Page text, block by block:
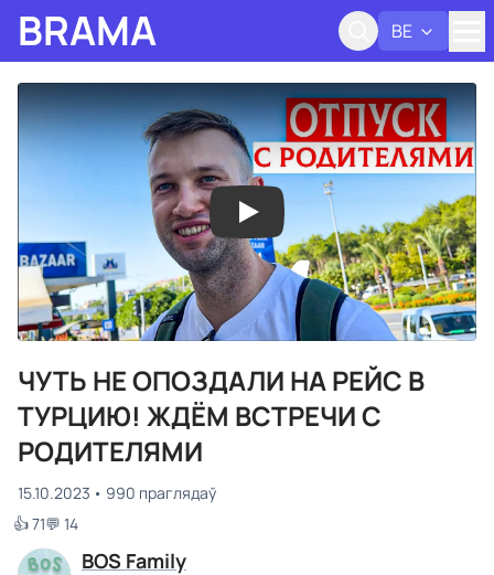
BRAMA BE
ЧУТЬ НЕ ОПОЗДАЛИ НА РЕЙС В
ТУРЦИЮ! ЖДЁМ ВСТРЕЧИ С
РОДИТЕЛЯМИ
15.10.2023
990 праглядаў
👍 71💬 14
BOS Family